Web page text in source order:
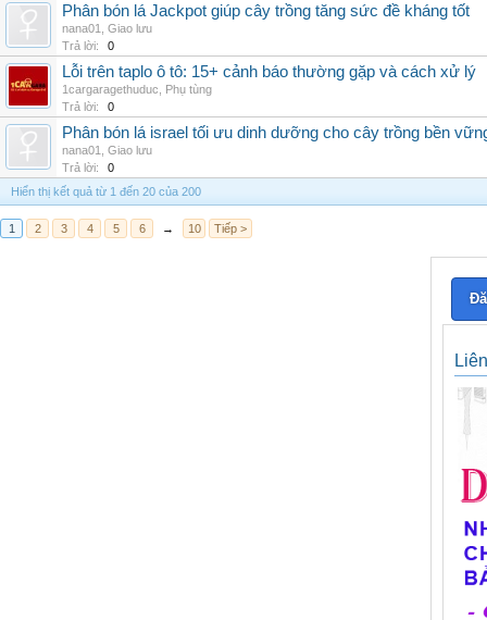
Phân bón lá Jackpot giúp cây trồng tăng sức đề kháng tốt
nana01
Giao lưu
Trả lời:
0
Lỗi trên taplo ô tô: 15+ cảnh báo thường gặp và cách xử lý
1cargaragethuduc
Phụ tùng
Trả lời:
0
Phân bón lá israel tối ưu dinh dưỡng cho cây trồng bền
nana01
Giao lưu
Trả lời:
0
Hiển thị kết quả từ 1 đến 20 của 200
1 2 3 4 5 6 → 10 Tiếp >